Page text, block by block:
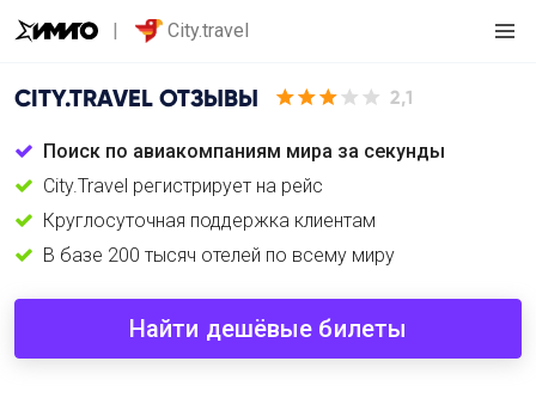
City.travel
CITY.TRAVEL ОТЗЫВЫ 2,1
Поиск по авиакомпаниям мира за секунды
City.Travel регистрирует на рейс
Круглосуточная поддержка клиентам
В базе 200 тысяч отелей по всему миру
Найти дешёвые билеты